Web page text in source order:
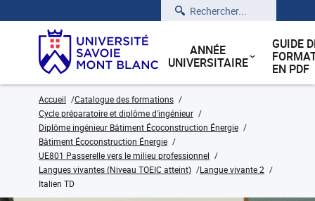
Rechercher
ANNÉE
UNIVERSITAIRE
GUIDE
EN PDF
Accueil
Catalogue des formations
Cycle préparatoire et diplôme d'ingénieur
Diplôme ingénieur Bâtiment Écoconstruction Énergie
Bâtiment Écoconstruction Énergie
UE801 Passerelle vers le milieu professionnel
Langues vivantes (Niveau TOEIC atteint)
Langue vivante 2
Italien TD